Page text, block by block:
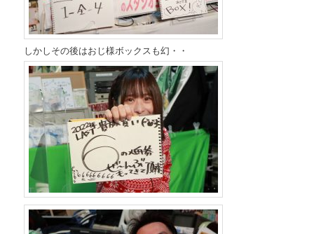
しかしその後はおじ様ボックスも幻・・